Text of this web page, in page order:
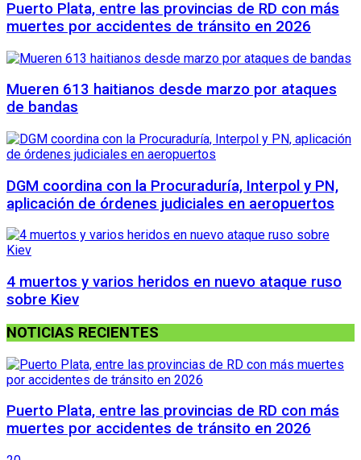
Puerto Plata, entre las provincias de RD con más
muertes por accidentes de tránsito en 2026
Mueren 613 haitianos desde marzo por ataques
de bandas
DGM coordina con la Procuraduría, Interpol y PN,
aplicación de órdenes judiciales en aeropuertos
4 muertos y varios heridos en nuevo ataque ruso
sobre Kiev
NOTICIAS RECIENTES
Puerto Plata, entre las provincias de RD con más
muertes por accidentes de tránsito en 2026